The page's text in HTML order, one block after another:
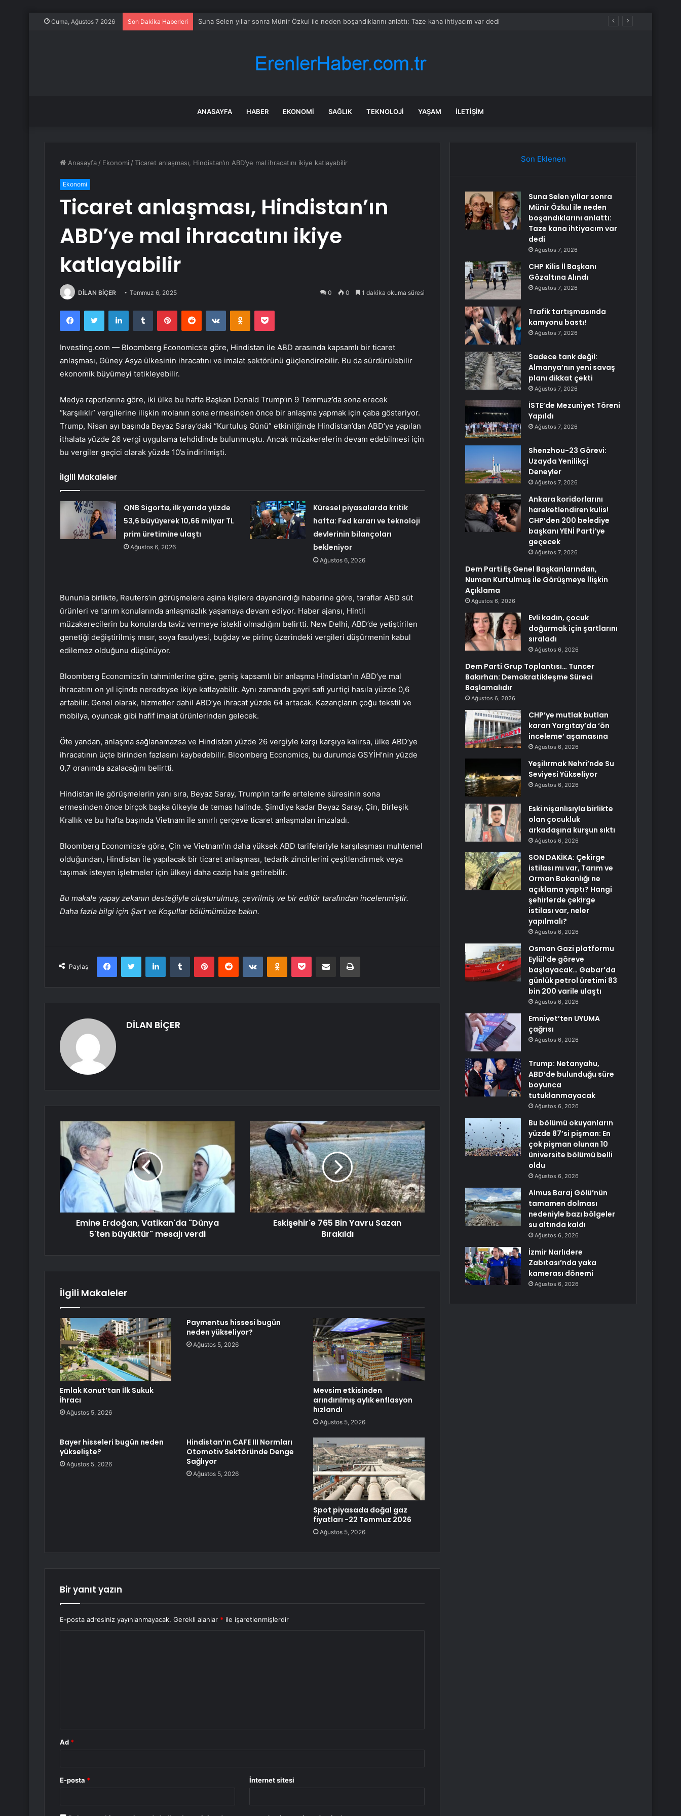
Cuma, Ağustos 7 2026 Son Dakika Haberleri CHP Kilis İl Başkanı Gözaltına Alındı
ANASAYFA HABER EKONOMI SAĞLIK TEKNOLOJI YAŞAM İLETIŞIM
Anasayfa / Ekonomi /Ticaret anlaşması, Hindistan’ın ABD’ye mal ihracatını ikiye katlayabilir
Ekonomi
Ticaret anlaşması, Hindistan’ın
ABD’ye mal ihracatını ikiye
katlayabilir
DİLAN BİÇER Temmuz 6, 2025 0 0 1 dakika okuma süresi
FacebookTwitter LinkedInTumblr PinterestReddit VKontakteOdnoklassniki
Pocket
Investing.com — Bloomberg Economics’e göre, Hindistan ile ABD arasında kapsamlı bir ticaret
anlaşması, Güney Asya ülkesinin ihracatını ve imalat sektörünü güçlendirebilir. Bu da sürdürülebilir
ekonomik büyümeyi tetikleyebilir.
Medya raporlarına göre, iki ülke bu hafta Başkan Donald Trump’ın 9 Temmuz’da sona erecek
“karşılıklı” vergilerine ilişkin molanın sona ermesinden önce bir anlaşma yapmak için çaba gösteriyor.
Trump, Nisan ayı başında Beyaz Saray’daki “Kurtuluş Günü” etkinliğinde Hindistan’dan ABD’ye yapılan
ithalata yüzde 26 vergi uygulama tehdidinde bulunmuştu. Ancak müzakerelerin devam edebilmesi için
bu vergiler geçici olarak yüzde 10’a indirilmişti.
İlgili Makaleler
QNB Sigorta, ilk yarıda yüzde
53,6 büyüyerek 10,66 milyar TL
prim üretimine ulaştı
Ağustos 6, 2026
Küresel piyasalarda kritik
hafta: Fed kararı ve teknoloji
devlerinin bilançoları
bekleniyor
Ağustos 6, 2026
Bununla birlikte, Reuters’ın görüşmelere aşina kişilere dayandırdığı haberine göre, taraflar ABD süt
ürünleri ve tarım konularında anlaşmazlık yaşamaya devam ediyor. Haber ajansı, Hintli
müzakerecilerin bu konularda taviz vermeye istekli olmadığını belirtti. New Delhi, ABD’de yetiştirilen
genetiği değiştirilmiş mısır, soya fasulyesi, buğday ve pirinç üzerindeki vergileri düşürmenin kabul
edilemez olduğunu düşünüyor.
Bloomberg Economics’in tahminlerine göre, geniş kapsamlı bir anlaşma Hindistan’ın ABD’ye mal
ihracatını on yıl içinde neredeyse ikiye katlayabilir. Aynı zamanda gayri safi yurtiçi hasıla yüzde 0,6
artabilir. Genel olarak, hizmetler dahil ABD’ye ihracat yüzde 64 artacak. Kazançların çoğu tekstil ve
mobilya, oyuncak gibi hafif imalat ürünlerinden gelecek.
Öte yandan, anlaşma sağlanamazsa ve Hindistan yüzde 26 vergiyle karşı karşıya kalırsa, ülke ABD’ye
ihracatının üçte birinden fazlasını kaybedebilir. Bloomberg Economics, bu durumda GSYİH’nin yüzde
0,7 oranında azalacağını belirtti.
Hindistan ile görüşmelerin yanı sıra, Beyaz Saray, Trump’ın tarife erteleme süresinin sona
ermesinden önce birçok başka ülkeyle de temas halinde. Şimdiye kadar Beyaz Saray, Çin, Birleşik
Krallık ve bu hafta başında Vietnam ile sınırlı çerçeve ticaret anlaşmaları imzaladı.
Bloomberg Economics’e göre, Çin ve Vietnam’ın daha yüksek ABD tarifeleriyle karşılaşması muhtemel
olduğundan, Hindistan ile yapılacak bir ticaret anlaşması, tedarik zincirlerini çeşitlendirmek veya
taşımak isteyen işletmeler için ülkeyi daha cazip hale getirebilir.
Bu makale yapay zekanın desteğiyle oluşturulmuş, çevrilmiş ve bir editör tarafından incelenmiştir.
Daha fazla bilgi için Şart ve Koşullar bölümümüze bakın.
Paylaş
FacebookTwitter LinkedInTumblr PinterestReddit VKontakteOdnoklassniki
Pocket E-Posta ile paylaş Yazdır
DİLAN BİÇER
Emine Erdoğan, Vatikan'da "Dünya
5'ten büyüktür" mesajı verdi
Eskişehir'e 765 Bin Yavru Sazan
Bırakıldı
İlgili Makaleler
Emlak Konut’tan İlk Sukuk
İhracı
Ağustos 5, 2026
Paymentus hissesi bugün
neden yükseliyor?
Ağustos 5, 2026
Mevsim etkisinden
arındırılmış aylık enflasyon
hızlandı
Ağustos 5, 2026
Bayer hisseleri bugün neden
yükselişte?
Ağustos 5, 2026
Hindistan’ın CAFE III Normları
Otomotiv Sektöründe Denge
Sağlıyor
Ağustos 5, 2026
Spot piyasada doğal gaz
fiyatları -22 Temmuz 2026
Ağustos 5, 2026
Bir yanıt yazın
E-posta adresiniz yayınlanmayacak. Gerekli alanlar * ile işaretlenmişlerdir
Ad *
E-posta * İnternet sitesi
Son Eklenen
Suna Selen yıllar sonra
Münir Özkul ile neden
boşandıklarını anlattı:
Taze kana ihtiyacım var
dedi
Ağustos 7, 2026
CHP Kilis İl Başkanı
Gözaltına Alındı
Ağustos 7, 2026
Trafik tartışmasında
kamyonu bastı!
Ağustos 7, 2026
Sadece tank değil:
Almanya’nın yeni savaş
planı dikkat çekti
Ağustos 7, 2026
İSTE’de Mezuniyet Töreni
Yapıldı
Ağustos 7, 2026
Shenzhou-23 Görevi:
Uzayda Yenilikçi
Deneyler
Ağustos 7, 2026
Ankara koridorlarını
hareketlendiren kulis!
CHP’den 200 belediye
başkanı YENİ Parti’ye
geçecek
Ağustos 7, 2026
Dem Parti Eş Genel Başkanlarından,
Numan Kurtulmuş ile Görüşmeye İlişkin
Açıklama
Ağustos 6, 2026
Evli kadın, çocuk
doğurmak için şartlarını
sıraladı
Ağustos 6, 2026
Dem Parti Grup Toplantısı… Tuncer
Bakırhan: Demokratikleşme Süreci
Başlamalıdır
Ağustos 6, 2026
CHP’ye mutlak butlan
kararı Yargıtay’da ‘ön
inceleme’ aşamasına
Ağustos 6, 2026
Yeşilırmak Nehri’nde Su
Seviyesi Yükseliyor
Ağustos 6, 2026
Eski nişanlısıyla birlikte
olan çocukluk
arkadaşına kurşun sıktı
Ağustos 6, 2026
SON DAKİKA: Çekirge
istilası mı var, Tarım ve
Orman Bakanlığı ne
açıklama yaptı? Hangi
şehirlerde çekirge
istilası var, neler
yapılmalı?
Ağustos 6, 2026
Osman Gazi platformu
Eylül’de göreve
başlayacak… Gabar’da
günlük petrol üretimi 83
bin 200 varile ulaştı
Ağustos 6, 2026
Emniyet’ten UYUMA
çağrısı
Ağustos 6, 2026
Trump: Netanyahu,
ABD’de bulunduğu süre
boyunca
tutuklanmayacak
Ağustos 6, 2026
Bu bölümü okuyanların
yüzde 87’si pişman: En
çok pişman olunan 10
üniversite bölümü belli
oldu
Ağustos 6, 2026
Almus Baraj Gölü’nün
tamamen dolması
nedeniyle bazı bölgeler
su altında kaldı
Ağustos 6, 2026
İzmir Narlıdere
Zabıtası’nda yaka
kamerası dönemi
Ağustos 6, 2026